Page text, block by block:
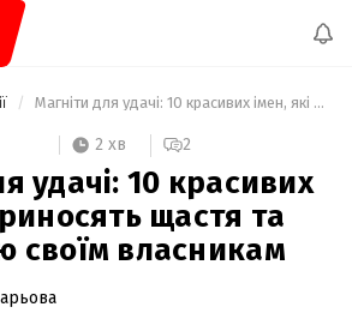
Магніти для удачі: 10 красивих імен, які приносять щастя та гарну долю своїм власникам
2 хв 2
удачі: 10 красивих
щастя та
своїм власникам